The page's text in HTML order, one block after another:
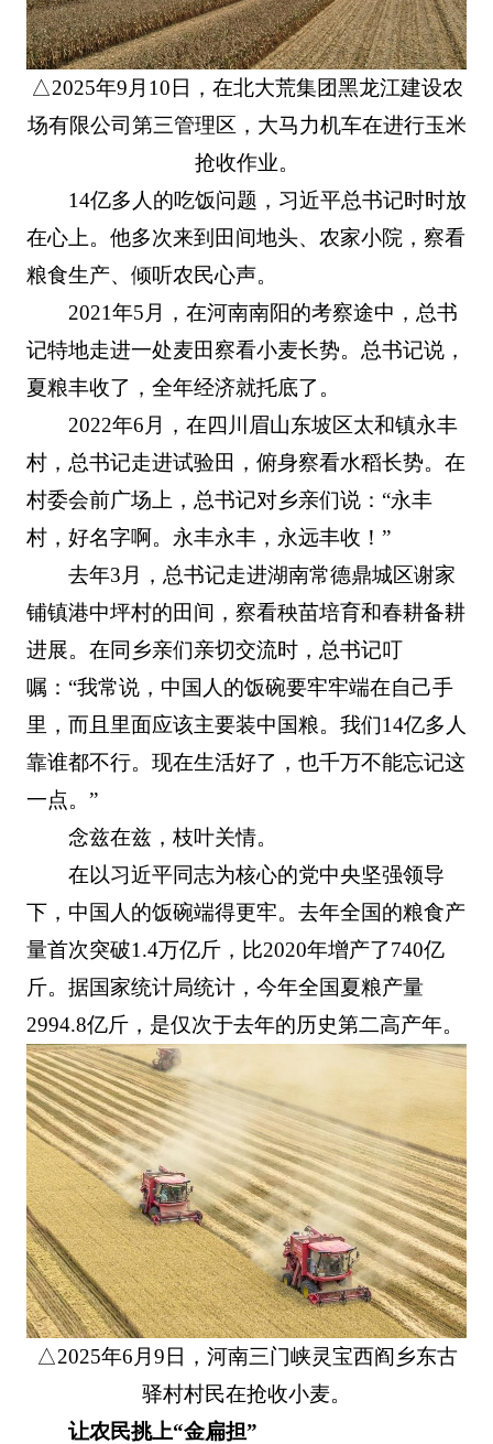
△2025年9月10日，在北大荒集团黑龙江建设农
场有限公司第三管理区，大马力机车在进行玉米
抢收作业。
14亿多人的吃饭问题，习近平总书记时时放
在心上。他多次来到田间地头、农家小院，察看
粮食生产、倾听农民心声。
2021年5月，在河南南阳的考察途中，总书
记特地走进一处麦田察看小麦长势。总书记说，
夏粮丰收了，全年经济就托底了。
2022年6月，在四川眉山东坡区太和镇永丰
村，总书记走进试验田，俯身察看水稻长势。在
村委会前广场上，总书记对乡亲们说：“永丰
村，好名字啊。永丰永丰，永远丰收！”
去年3月，总书记走进湖南常德鼎城区谢家
铺镇港中坪村的田间，察看秧苗培育和春耕备耕
进展。在同乡亲们亲切交流时，总书记叮
嘱：“我常说，中国人的饭碗要牢牢端在自己手
里，而且里面应该主要装中国粮。我们14亿多人
靠谁都不行。现在生活好了，也千万不能忘记这
一点。”
念兹在兹，枝叶关情。
在以习近平同志为核心的党中央坚强领导
下，中国人的饭碗端得更牢。去年全国的粮食产
量首次突破1.4万亿斤，比2020年增产了740亿
斤。据国家统计局统计，今年全国夏粮产量
2994.8亿斤，是仅次于去年的历史第二高产年。
△2025年6月9日，河南三门峡灵宝西阎乡东古
驿村村民在抢收小麦。
让农民挑上“金扁担”